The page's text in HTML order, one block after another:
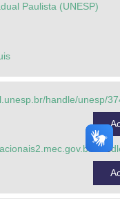
Paulista (UNESP)
handle/unesp/